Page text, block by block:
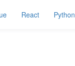
React Python